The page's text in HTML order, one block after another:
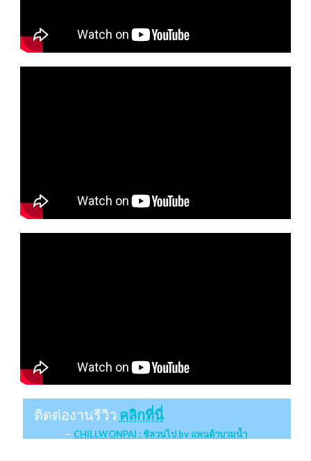
ติดต่องานรีวิว คลิกที่นี่
CHILLWONPAI : ชิลวนไป by แพนด้าบวมน้ำ